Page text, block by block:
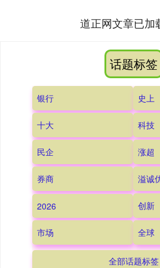
道正网文章已加
话题标签
银行 史上
十大 科技
民企 涨超
券商 溢诚
2026 创新
市场 全球
全部话题标签